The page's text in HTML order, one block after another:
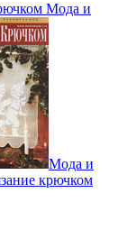
Мода и
Мода и
крючком